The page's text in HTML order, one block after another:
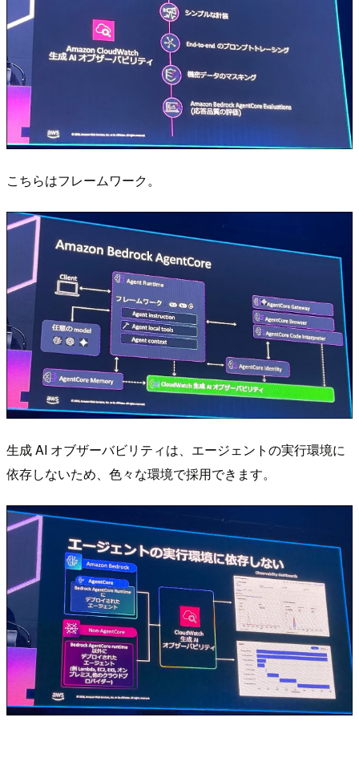
こちらはフレームワーク。
生成 AI オブザーバビリティは、エージェントの実行環境に
依存しないため、色々な環境で採用できます。